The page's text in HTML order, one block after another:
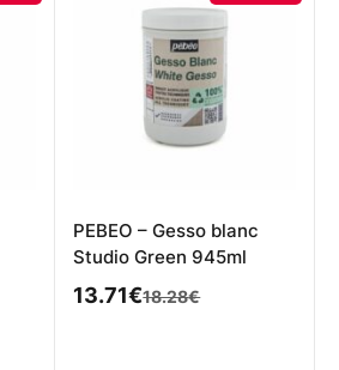
PEBEO – Gesso blanc
Studio Green 945ml
18.28€
Le
13.71€
Le